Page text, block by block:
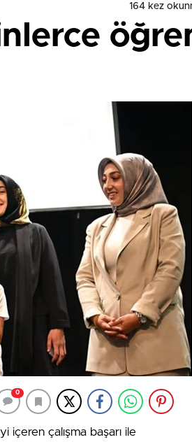
164 kez
0
içeren çalışma başarı ile